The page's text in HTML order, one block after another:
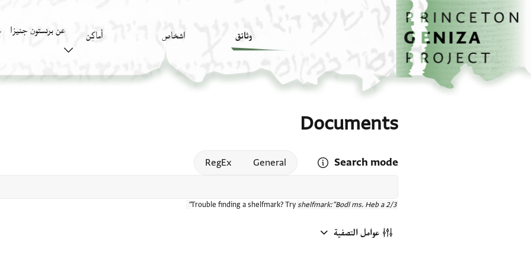
تخطي إلى المحتوى الرئيسي
الصفحة الرئيسية
وثائق اشخاص أَماكِن عن برنستون جنيزا
Documents
Search mode
Open search mode help
General
RegEx
Trouble finding a shelfmark? Try shelfmark:"Bodl ms. Heb a 2/3"
عوامل التصفية